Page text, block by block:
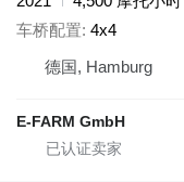
车桥配置 4x4
德国, Hamburg
E-FARM GmbH